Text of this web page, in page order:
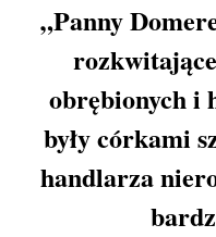
„Panny
obrębionych i
były córkami
handlarza